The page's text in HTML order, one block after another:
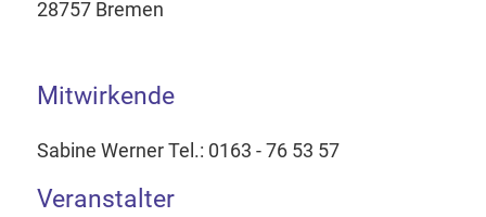
28757 Bremen
Mitwirkende
Sabine Werner Tel.: 0163 - 76 53 57
Veranstalter